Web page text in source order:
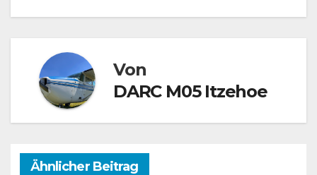
Von
DARC M05 Itzehoe
Ähnlicher Beitrag